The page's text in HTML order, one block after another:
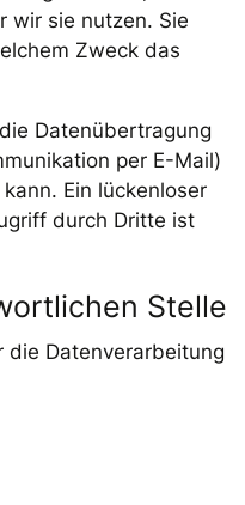
wir sie nutzen. Sie
Zweck das
Datenübertragung
per E-Mail)
Ein lückenloser
durch Dritte ist
Stelle
die Datenverarbeitung